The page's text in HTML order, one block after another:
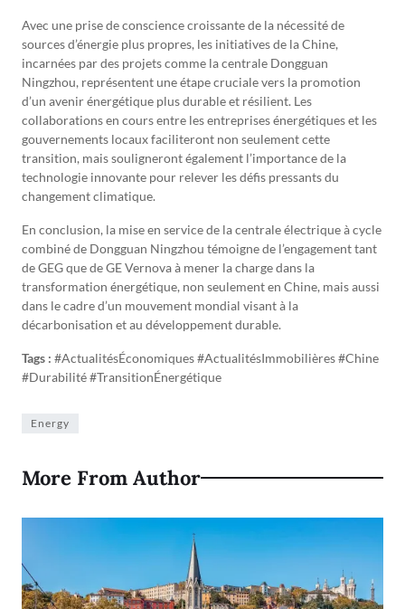
Avec une prise de conscience croissante de la nécessité de
sources d’énergie plus propres, les initiatives de la Chine,
incarnées par des projets comme la centrale Dongguan
Ningzhou, représentent une étape cruciale vers la promotion
d’un avenir énergétique plus durable et résilient. Les
collaborations en cours entre les entreprises énergétiques et les
gouvernements locaux faciliteront non seulement cette
transition, mais souligneront également l’importance de la
technologie innovante pour relever les défis pressants du
changement climatique.
En conclusion, la mise en service de la centrale électrique à cycle
combiné de Dongguan Ningzhou témoigne de l’engagement tant
de GEG que de GE Vernova à mener la charge dans la
transformation énergétique, non seulement en Chine, mais aussi
dans le cadre d’un mouvement mondial visant à la
décarbonisation et au développement durable.
Tags : #ActualitésÉconomiques #ActualitésImmobilières #Chine
#Durabilité #TransitionÉnergétique
Energy
More From Author